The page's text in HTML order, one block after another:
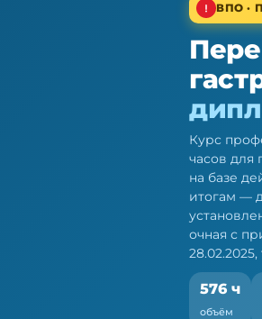
ВПО ·
Курс
часов для
на базе
итогам —
очная с
576 ч
объём